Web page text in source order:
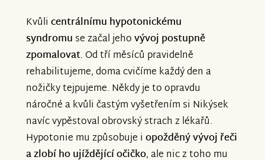
Kvůli centrálnímu hypotonickému
syndromu se začal jehovývoj postupně
zpomalovat. Od tří měsíců pravidelně
rehabilitujeme, doma cvičíme každý den a
nožičky tejpujeme. Někdy je to opravdu
náročné a kvůli častým vyšetřením si Nikýsek
navíc vypěstoval obrovský strach z lékařů.
Hypotonie mu způsobuje i opožděný vývoj řeči
a zlobí ho ujíždějící očičko, ale nic z toho mu